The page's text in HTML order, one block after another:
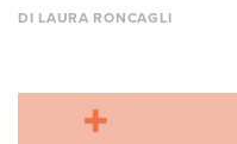
DI LAURA RONCAGLI